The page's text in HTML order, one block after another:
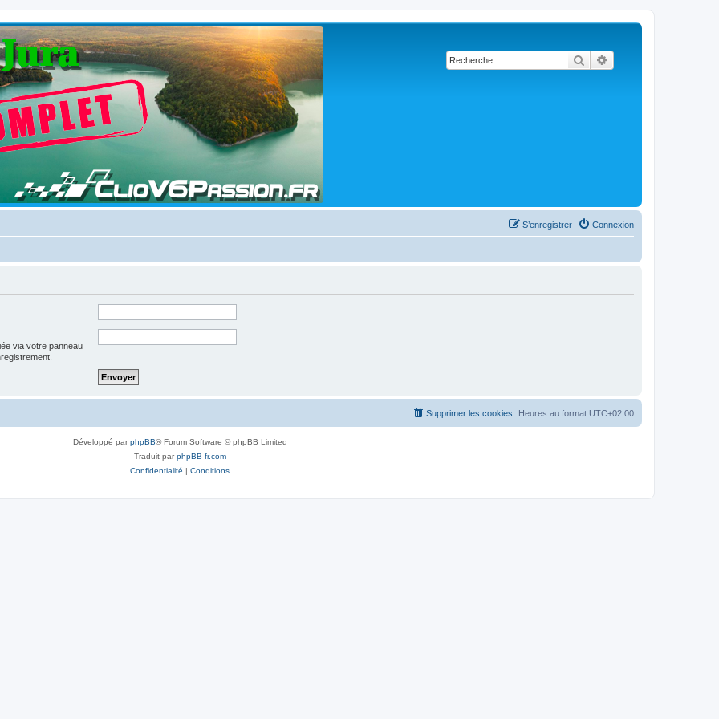
Rechercher
Connexion
S’enregistrer
via votre panneau
Heures au format UTC+02:00
Supprimer les cookies
Développé parphpBB® Forum Software © phpBB Limited
Traduit parphpBB-fr.com
Confidentialité | Conditions